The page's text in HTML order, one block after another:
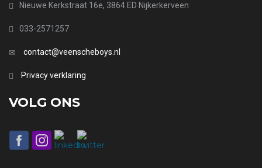
Nieuwe Kerkstraat 16e, 3864 ED Nijkerkerveen
033-2571257
contact@veenscheboys.nl
Privacy verklaring
VOLG ONS